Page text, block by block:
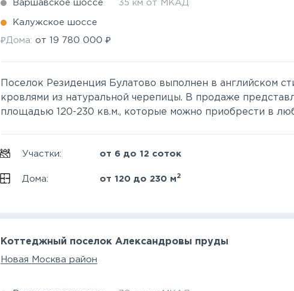
Варшавское шоссе 35 км от МКАД
Калужское шоссе
₽Дома:от19 780 000 ₽
Поселок Резиденция Булатово выполнен в английском
кровлями из натуральной черепицы. В продаже
площадью 120-230 кв.м., которые можно приобрести в
Участки: от 6 до 12 соток
Дома: от 120 до 230 м 2
Коттеджный поселок Александровы пруды
Новая Москва район